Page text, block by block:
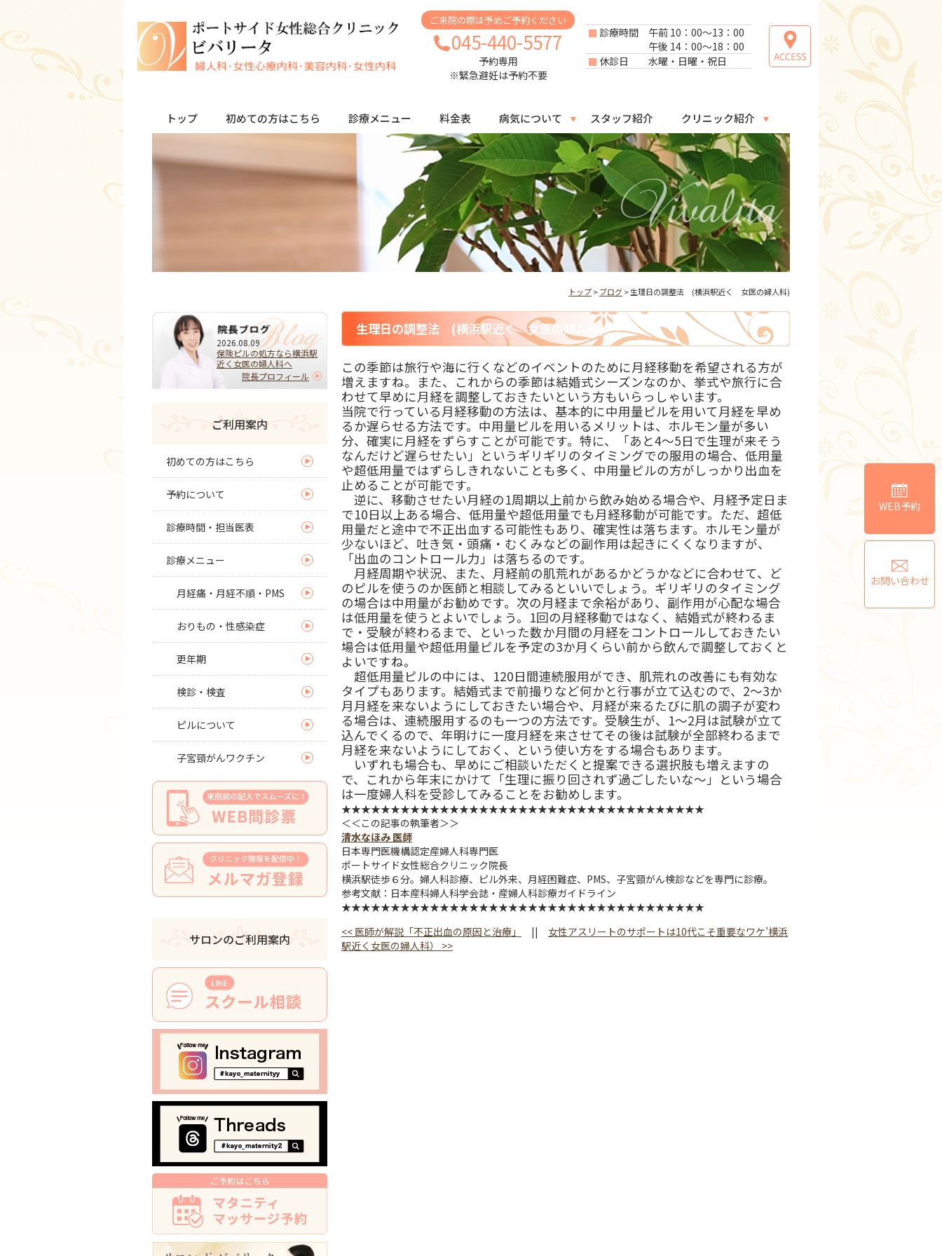
ご来院の際は予めご予約ください
045-440-5577
予約専用
※緊急避妊は予約不要
診療時間
午前 10：00～13：00
午後 14：00～18：00
休診日
水曜・日曜・祝日
トップ 初めての方はこちら 診療メニュー 料金表 病気について スタッフ紹介 クリニック紹介
トップ>ブログ> 生理日の調整法 (横浜駅近く 女医の婦人科)
生理日の調整法 (横浜駅近く 女医の婦人科)
この季節は旅行や海に行くなどのイベントのために月経移動を希望される方が
増えますね。また、これからの季節は結婚式シーズンなのか、挙式や旅行に合
わせて早めに月経を調整しておきたいという方もいらっしゃいます。
当院で行っている月経移動の方法は、基本的に中用量ピルを用いて月経を早め
るか遅らせる方法です。中用量ピルを用いるメリットは、ホルモン量が多い
分、確実に月経をずらすことが可能です。特に、「あと4～5日で生理が来そう
なんだけど遅らせたい」というギリギリのタイミングでの服用の場合、低用量
や超低用量ではずらしきれないことも多く、中用量ピルの方がしっかり出血を
止めることが可能です。
逆に、移動させたい月経の1周期以上前から飲み始める場合や、月経予定日ま
で10日以上ある場合、低用量や超低用量でも月経移動が可能です。ただ、超低
用量だと途中で不正出血する可能性もあり、確実性は落ちます。ホルモン量が
少ないほど、吐き気・頭痛・むくみなどの副作用は起きにくくなりますが、
「出血のコントロール力」は落ちるのです。
月経周期や状況、また、月経前の肌荒れがあるかどうかなどに合わせて、ど
のピルを使うのか医師と相談してみるといいでしょう。ギリギリのタイミング
の場合は中用量がお勧めです。次の月経まで余裕があり、副作用が心配な場合
は低用量を使うとよいでしょう。1回の月経移動ではなく、結婚式が終わるま
で・受験が終わるまで、といった数か月間の月経をコントロールしておきたい
場合は低用量や超低用量ピルを予定の3か月くらい前から飲んで調整しておくと
よいですね。
超低用量ピルの中には、120日間連続服用ができ、肌荒れの改善にも有効な
タイプもあります。結婚式まで前撮りなど何かと行事が立て込むので、2～3か
月月経を来ないようにしておきたい場合や、月経が来るたびに肌の調子が変わ
る場合は、連続服用するのも一つの方法です。受験生が、1～2月は試験が立て
込んでくるので、年明けに一度月経を来させてその後は試験が全部終わるまで
月経を来ないようにしておく、という使い方をする場合もあります。
いずれも場合も、早めにご相談いただくと提案できる選択肢も増えますの
で、これから年末にかけて「生理に振り回されず過ごしたいな～」という場合
は一度婦人科を受診してみることをお勧めします。
★★★★★★★★★★★★★★★★★★★★★★★★★★★★★★★★★★★★★
＜＜この記事の執筆者＞＞
清水なほみ 医師
日本専門医機構認定産婦人科専門医
ポートサイド女性総合クリニック院長
横浜駅徒歩６分。婦人科診療、ピル外来、月経困難症、PMS、子宮頸がん検診などを専門に診療。
参考文献：日本産科婦人科学会誌・産婦人科診療ガイドライン
★★★★★★★★★★★★★★★★★★★★★★★★★★★★★★★★★★★★★
<< 医師が解説「不正出血の原因と治療」 || 女性アスリートのサポートは10代こそ重要なワケ’横浜
駅近く女医の婦人科） >>
2026.08.09
保険ピルの処方なら横浜駅
近く女医の婦人科へ
院長プロフィール
ご利用案内
初めての方はこちら
予約について
診療時間・担当医表
診療メニュー
月経痛・月経不順・PMS
おりもの・性感染症
更年期
検診・検査
ピルについて
子宮頸がんワクチン
サロンのご利用案内
WEB予約
お問い合わせ